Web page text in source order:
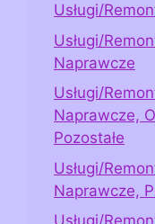
Usługi/
Usługi/
Naprawcze
Usługi/
Naprawcze,
Pozostałe
Usługi/
Naprawcze,